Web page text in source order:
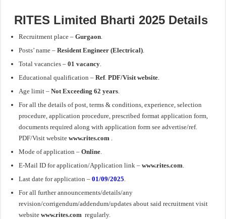
RITES Limited Bharti 2025 Details
Recruitment place –Gurgaon
Posts’ name –Resident Engineer (Electrical)
Total vacancies – 01 vacancy
Educational qualification –Ref.PDF/Visit website
Age limit –Not Exceeding 62 years
For all the details of post, terms & conditions, experience, selection
procedure, application procedure, prescribed format application form,
documents required along with application form see advertise/ref.
PDF/Visit websitewww.rites.com
Mode of application – Online
E-Mail IDfor application/Application link –www.rites.com
Last date for application – 01/09/2025
For all further announcements/details/any
revision/corrigendum/addendum/updates about said recruitment visit
websitewww.rites.com regularly.